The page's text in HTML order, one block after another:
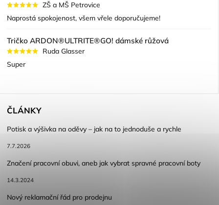
ZŠ a MŠ Petrovice
Naprostá spokojenost, všem vřele doporučujeme!
Tričko ARDON®ULTRITE®GO! dámské růžová
Ruda Glasser
Super
ČLÁNKY
Potisk a výšivka na oděvy – jak na to jednoduše a rychle
7.7.2026
Značení pracovní obuvi, aneb jak vybrat spravné pracovní boty
14.3.2024
Nový reklamační řád pro prodejnu